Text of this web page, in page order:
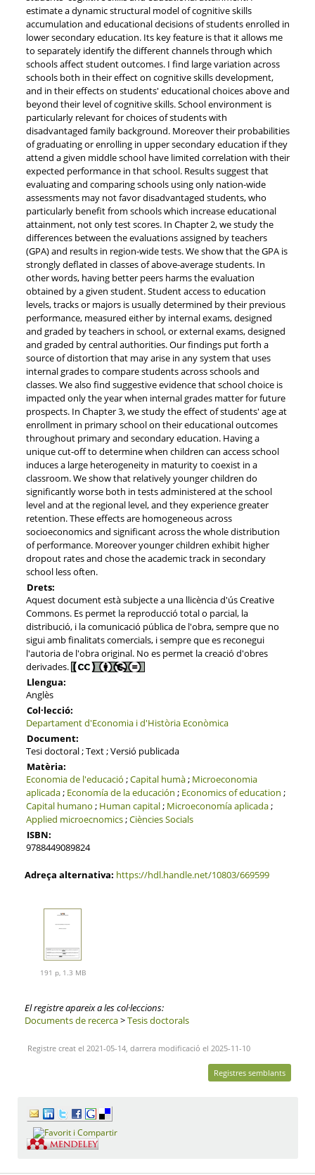
estimate a dynamic structural model of cognitive skills
accumulation and educational decisions of students enrolled in
lower secondary education. Its key feature is that it allows me
to separately identify the different channels through which
schools affect student outcomes. I find large variation across
schools both in their effect on cognitive skills development,
and in their effects on students' educational choices above and
beyond their level of cognitive skills. School environment is
particularly relevant for choices of students with
disadvantaged family background. Moreover their probabilities
of graduating or enrolling in upper secondary education if they
attend a given middle school have limited correlation with their
expected performance in that school. Results suggest that
evaluating and comparing schools using only nation-wide
assessments may not favor disadvantaged students, who
particularly benefit from schools which increase educational
attainment, not only test scores. In Chapter 2, we study the
differences between the evaluations assigned by teachers
(GPA) and results in region-wide tests. We show that the GPA is
strongly deflated in classes of above-average students. In
other words, having better peers harms the evaluation
obtained by a given student. Student access to education
levels, tracks or majors is usually determined by their previous
performance, measured either by internal exams, designed
and graded by teachers in school, or external exams, designed
and graded by central authorities. Our findings put forth a
source of distortion that may arise in any system that uses
internal grades to compare students across schools and
classes. We also find suggestive evidence that school choice is
impacted only the year when internal grades matter for future
prospects. In Chapter 3, we study the effect of students' age at
enrollment in primary school on their educational outcomes
throughout primary and secondary education. Having a
unique cut-off to determine when children can access school
induces a large heterogeneity in maturity to coexist in a
classroom. We show that relatively younger children do
significantly worse both in tests administered at the school
level and at the regional level, and they experience greater
retention. These effects are homogeneous across
socioeconomics and significant across the whole distribution
of performance. Moreover younger children exhibit higher
dropout rates and chose the academic track in secondary
school less often.
Drets:
Aquest document està subjecte a una llicència d'ús Creative
Commons. Es permet la reproducció total o parcial, la
distribució, i la comunicació pública de l'obra, sempre que no
sigui amb finalitats comercials, i sempre que es reconegui
l'autoria de l'obra original. No es permet la creació d'obres
derivades.
Llengua:
Anglès
Col·lecció:
Departament d'Economia i d'Història Econòmica
Document:
Tesi doctoral ; Text ; Versió publicada
Matèria:
Economia de l'educació ;Capital humà; Microeconomia
aplicada; Economía de la educación ; Economics of education ;
Capital humano ; Human capital; Microeconomía aplicada;
Applied microecnomics;Ciències Socials
ISBN:
9788449089824
Adreça alternativa: https://hdl.handle.net/10803/669599
191 p, 1.3 MB
El registre apareix a les col·leccions:
Documents de recerca>Tesis doctorals
Registre creat el 2021-05-14, darrera modificació el 2025-11-10
Registres semblants